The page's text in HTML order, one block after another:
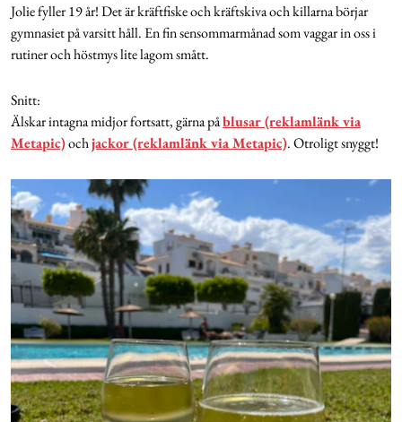
Jolie fyller 19 år! Det är kräftfiske och kräftskiva och killarna börjar
gymnasiet på varsitt håll. En fin sensommarmånad som vaggar in oss i
rutiner och höstmys lite lagom smått.
Snitt:
Älskar intagna midjor fortsatt, gärna påblusar (reklamlänk via
Metapic)ochjackor (reklamlänk via Metapic). Otroligt snyggt!